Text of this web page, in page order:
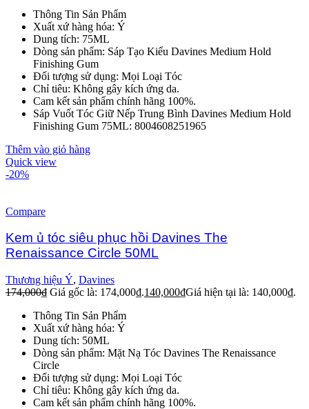
Thông Tin Sản Phẩm
Xuất xứ hàng hóa: Ý
Dung tích: 75ML
Dòng sản phẩm: Sáp Tạo Kiểu Davines Medium Hold
Finishing Gum
Đối tượng sử dụng: Mọi Loại Tóc
Chỉ tiêu: Không gây kích ứng da.
Cam kết sản phẩm chính hãng 100%.
Sáp Vuốt Tóc Giữ Nếp Trung Bình Davines Medium Hold
Finishing Gum 75ML: 8004608251965
Thêm vào giỏ hàng
Quick view
-20%
Compare
Kem ủ tóc siêu phục hồi Davines The
Renaissance Circle 50ML
Thương hiệu Ý, Davines
174,000₫ Giá gốc là: 174,000₫.140,000₫Giá hiện tại là: 140,000₫.
Thông Tin Sản Phẩm
Xuất xứ hàng hóa: Ý
Dung tích: 50ML
Dòng sản phẩm: Mặt Nạ Tóc Davines The Renaissance
Circle
Đối tượng sử dụng: Mọi Loại Tóc
Chỉ tiêu: Không gây kích ứng da.
Cam kết sản phẩm chính hãng 100%.